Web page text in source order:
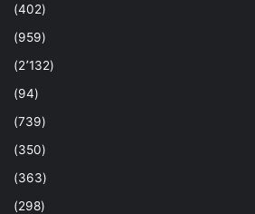
(402)
(959)
(2٬132)
(94)
(739)
(350)
(363)
(298)